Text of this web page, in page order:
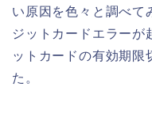
い原因を色々と調べて
ジットカードエラーが
ットカードの有効期限
た。